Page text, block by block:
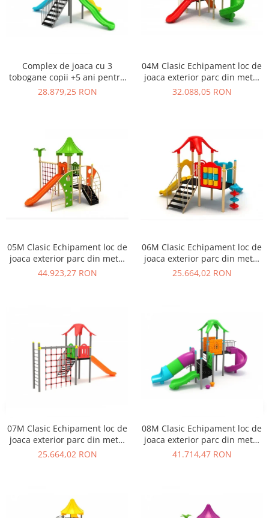
Ghivece de exterior
Ghivece din beton
Stalpi / bolarzi de delimitare
pentru trotuar
Cismea stradala / gradina
Magazie pubele / tomberoane
Mobilier urban DIZABILITATI
Complex de joaca cu 3
tobogane copii +5 ani pentru
loc de joaca - 03M
28.879,25 RON
04M Clasic Echipament loc de
joaca exterior parc din metal
cu Scara 2 Tobogane si
32.088,05 RON
05M Clasic Echipament loc de
joaca exterior parc din metal
cu Scara Tobogan si
44.923,27 RON
06M Clasic Echipament loc de
joaca exterior parc din metal
cu Scara 3 Tobogane
25.664,02 RON
07M Clasic Echipament loc de
joaca exterior parc din metal
cu Scara Tobogan si
25.664,02 RON
08M Clasic Echipament loc de
joaca exterior parc din metal
cu 3 Tobogane si Cataratoare
41.714,47 RON